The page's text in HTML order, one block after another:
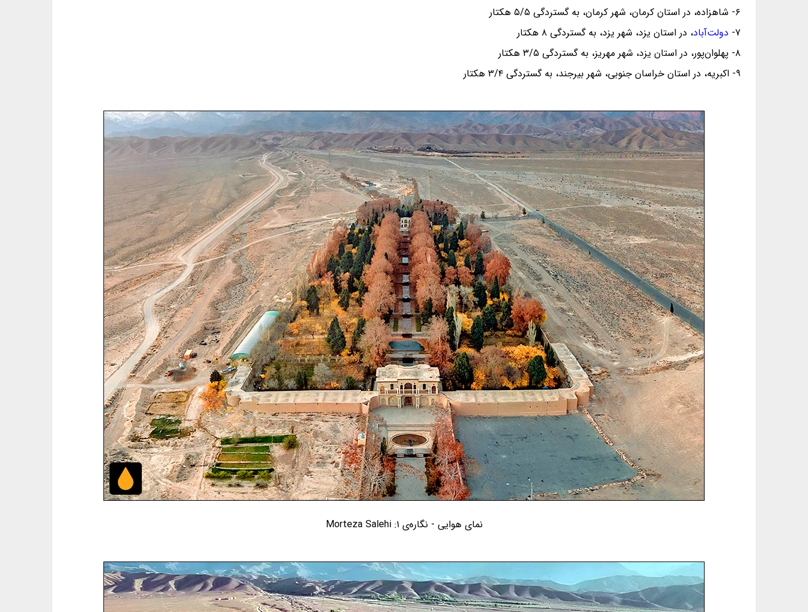
۶- شاهزاده، در استان کرمان، شهر کرمان، به گستردگی ۵/۵ هکتار
۷- دولت‌آباد، در استان یزد، شهر یزد، به گستردگی ۸ هکتار
۸- پهلوان‌پور، در استان یزد، شهر مهریز، به گستردگی ۳/۵ هکتار
۹- اکبریه، در استان خراسان جنوبی، شهر بیرجند، به گستردگی ۳/۴ هکتار
نمای هوایی - نگاره‌ی ۱: Morteza Salehi